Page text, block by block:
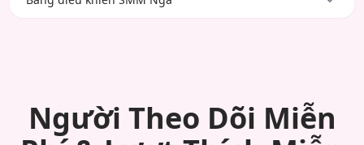
Người Theo Dõi Miễn